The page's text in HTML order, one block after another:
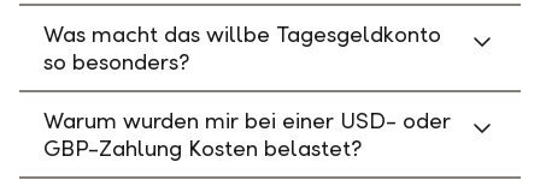
Was macht das willbe Tagesgeldkonto
so besonders?
Warum wurden mir bei einer USD- oder
GBP-Zahlung Kosten belastet?